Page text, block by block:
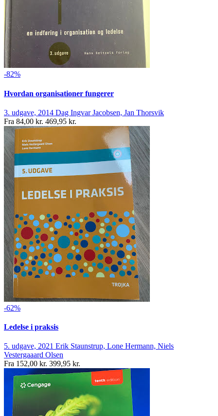
-82%
Hvordan organisationer fungerer
3. udgave, 2014 Dag Ingvar Jacobsen, Jan Thorsvik
Fra 84,00 kr. 469,95 kr.
-62%
Ledelse i praksis
5. udgave, 2021 Erik Staunstrup, Lone Hermann, Niels
Vestergaaard Olsen
Fra 152,00 kr. 399,95 kr.